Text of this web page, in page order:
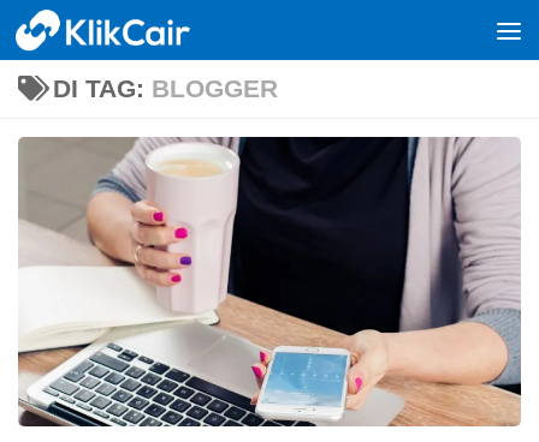
Skip to content
DI TAG: BLOGGER